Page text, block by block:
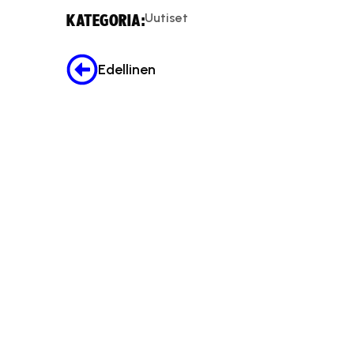
KATEGORIA:Uutiset
Edellinen